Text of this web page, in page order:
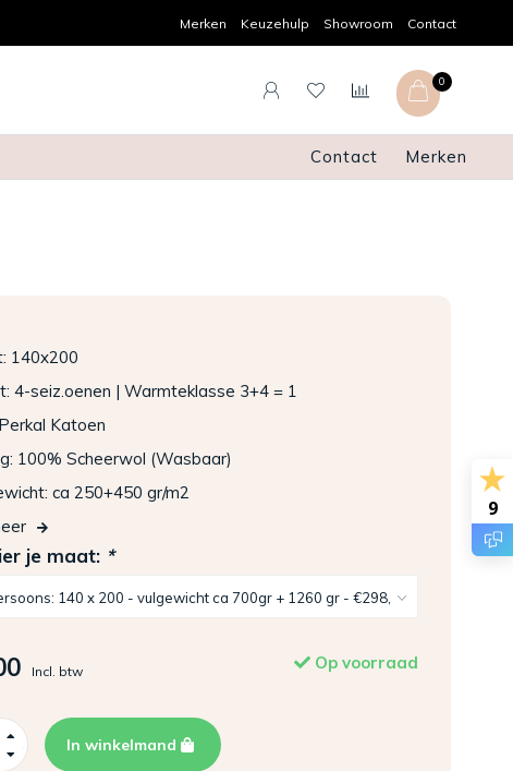
Achteraf betalen
Merken Keuzehulp Showroom Contact
0
Contact Merken
140x200
4-seiz.oenen | Warmteklasse 3+4 = 1
Katoen
100% Scheerwol (Wasbaar)
ca 250+450 gr/m2
je maat: *
Incl. btw Op voorraad
In winkelmand
9